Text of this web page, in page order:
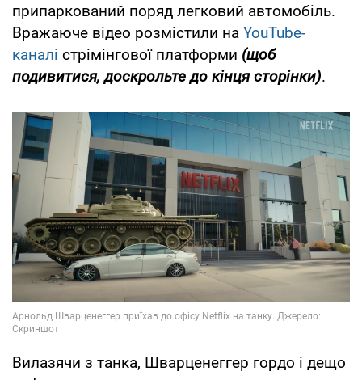
припаркований поряд легковий автомобіль.
Вражаюче відео розмістили на YouTube-
каналі стрімінгової платформи (щоб
подивитися, доскрольте до кінця сторінки).
Вилазячи з танка, Шварценеггер гордо і дещо